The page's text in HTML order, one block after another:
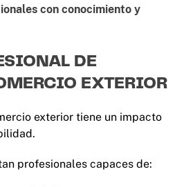
con conocimiento y
DE
EXTERIOR
exterior tiene un impacto
profesionales capaces de: